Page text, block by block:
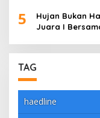
5
Hujan Bukan
Juara I
TAG
haedline